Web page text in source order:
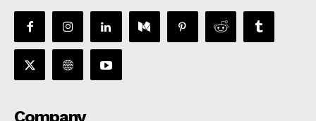
Company